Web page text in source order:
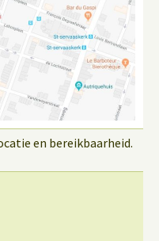
en bereikbaarheid.